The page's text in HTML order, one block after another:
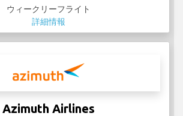
ウィークリーフライト
詳細情報
Azimuth Airlines